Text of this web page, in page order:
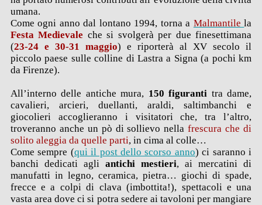
umana.
Come ogni anno dal lontano 1994, torna a Malmantilela
Festa Medievale che si svolgerà per due finesettimana
(23-24 e 30-31 maggio) e riporterà al XV secolo il
piccolo paese sulle colline di Lastra a Signa (a pochi km
da Firenze).
All’interno delle antiche mura, 150 figuranti tra dame,
cavalieri, arcieri, duellanti, araldi, saltimbanchi e
giocolieri accoglieranno i visitatori che, tra l’altro,
troveranno anche un pò di sollievo nella frescura che di
solito aleggia da quelle parti, in cima al colle…
Come sempre (qui il post dello scorso anno) ci saranno i
banchi dedicati agliantichi mestieri, ai mercatini di
manufatti in legno, ceramica, pietra… giochi di spade,
frecce e a colpi di clava (imbottita!), spettacoli e una
vasta area dove ci si potra sedere ai tavoloni per mangiare